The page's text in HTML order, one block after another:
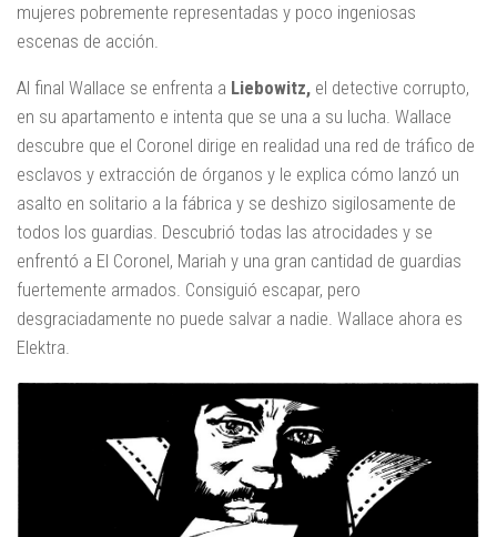
mujeres pobremente representadas y poco ingeniosas
escenas de acción.
Al final Wallace se enfrenta a Liebowitz, el detective corrupto,
en su apartamento e intenta que se una a su lucha. Wallace
descubre que el Coronel dirige en realidad una red de tráfico de
esclavos y extracción de órganos y le explica cómo lanzó un
asalto en solitario a la fábrica y se deshizo sigilosamente de
todos los guardias. Descubrió todas las atrocidades y se
enfrentó a El Coronel, Mariah y una gran cantidad de guardias
fuertemente armados. Consiguió escapar, pero
desgraciadamente no puede salvar a nadie. Wallace ahora es
Elektra.